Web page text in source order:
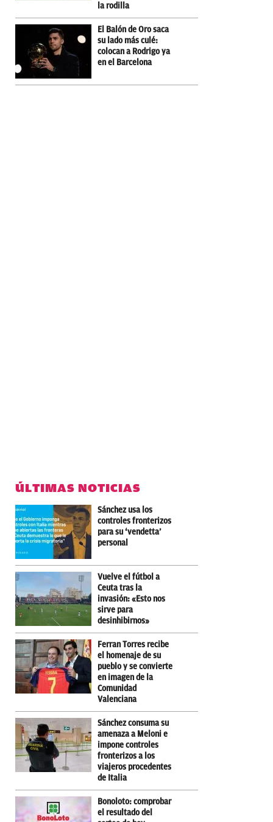
la rodilla
El Balón de Oro saca
su lado más culé:
colocan a Rodrigo ya
en el Barcelona
ÚLTIMAS NOTICIAS
Sánchez usa los
controles fronterizos
para su ‘vendetta’
personal
Vuelve el fútbol a
Ceuta tras la
invasión: «Esto nos
sirve para
desinhibirnos»
Ferran Torres recibe
el homenaje de su
pueblo y se convierte
en imagen de la
Comunidad
Valenciana
Sánchez consuma su
amenaza a Meloni e
impone controles
fronterizos a los
viajeros procedentes
de Italia
Bonoloto: comprobar
el resultado del